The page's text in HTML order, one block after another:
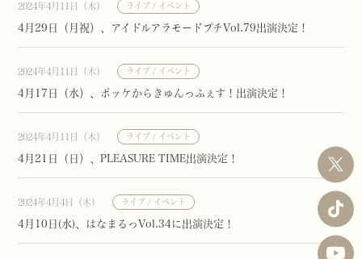
2024年4月11日（木） ライブ / イベント
4月29日（月祝）、アイドルアラモードプチVol.79出演決定！
2024年4月11日（木） ライブ / イベント
4月17日（水）、ポッケからきゅんっふぇす！出演決定！
2024年4月11日（木） ライブ / イベント
4月21日（日）、PLEASURE TIME出演決定！
2024年4月4日（木） ライブ / イベント
4月10日(水)、はなまるっVol.34に出演決定！